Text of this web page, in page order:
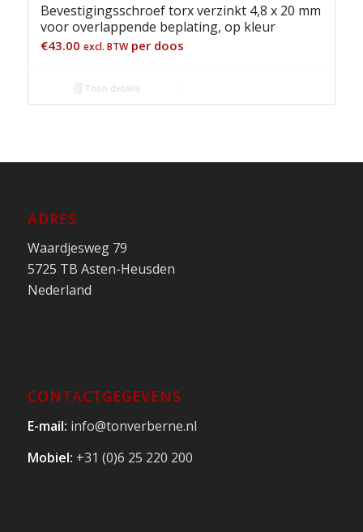
Bevestigingsschroef torx verzinkt 4,8 x 20 mm
voor overlappende beplating, op kleur
€43.00 excl. BTWper doos
Toon details
ADRES
Waardjesweg 79
5725 TB Asten-Heusden
Nederland
CONTACTGEGEVENS
E-mail: info@tonverberne.nl
Mobiel: +31 (0)6 25 220 200